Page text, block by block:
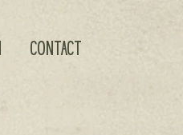
CONTACT